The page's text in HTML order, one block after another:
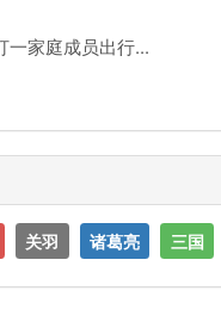
一家庭成员出行...
关羽 诸葛亮 三国